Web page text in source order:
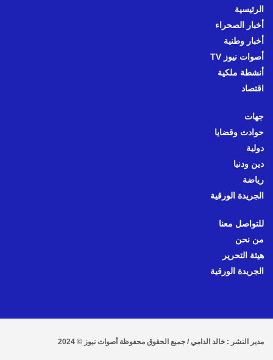
الرئيسية
أخبار الصحراء
أخبار وطنية
أصوات نيوز TV
أنشطة ملكية
اقتصاد
جهات
حوادث وقضايا
دولية
دين ودنيا
رياضة
الجريدة الورقية
للتواصل معنا
من نحن
هيئة التحرير
الجريدة الورقية
مدير النشر : خالد الدامي / جميع الحقوق محفوظة أصوات نيوز © 2024